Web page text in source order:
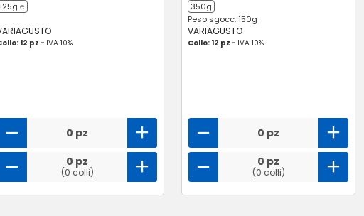
125g ℮
12 pz - IVA 10%
0 pz
0 pz
(0 colli)
350g
Peso sgocc. 150g
VARIAGUSTO
Collo: 12 pz - IVA 10%
0 pz
0 pz
(0 colli)